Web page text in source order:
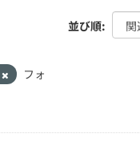
並び順
フォ